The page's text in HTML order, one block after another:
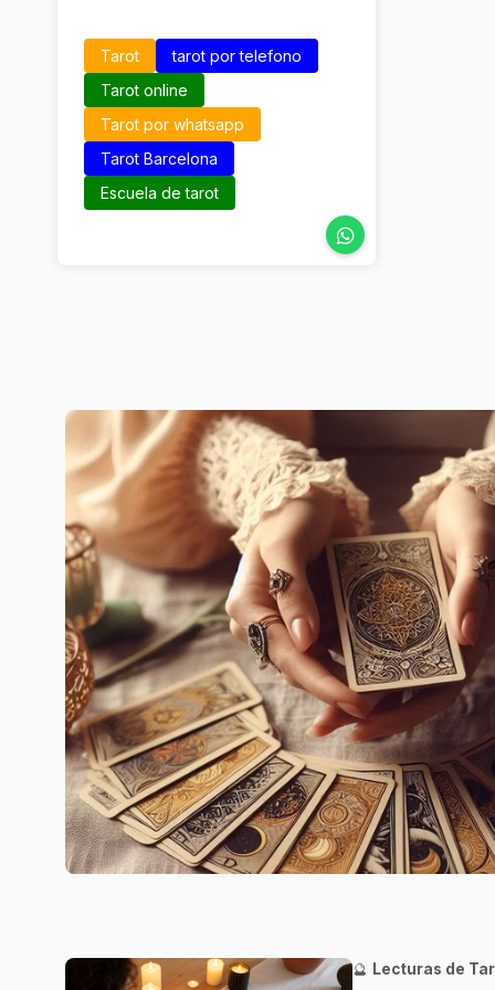
Tarot
tarot por telefono
Tarot online
Tarot por whatsapp
Tarot Barcelona
Escuela de tarot
🔮 Lecturas de